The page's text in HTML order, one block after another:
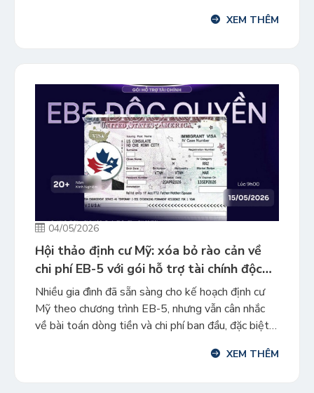
lệ và phụ thuộc vào quyền xem xét của cơ quan di
XEM THÊM
04/05/2026
Hội thảo định cư Mỹ: xóa bỏ rào cản về
chi phí EB-5 với gói hỗ trợ tài chính độc
quyền trước thềm tăng giá
Nhiều gia đình đã sẵn sàng cho kế hoạch định cư
Mỹ theo chương trình EB-5, nhưng vẫn cân nhắc
về bài toán dòng tiền và chi phí ban đầu, đặc biệt
sau ngày 30/09. Để giúp nhà đầu tư tháo gỡ rào
XEM THÊM